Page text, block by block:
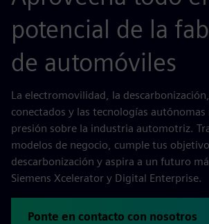
potencial de la
de automóviles
La electromovilidad, la
conectados y las tecnologías
presión sobre la industria automotriz.
modelos de negocio, cumple tus
descarbonización y aspira a un futuro
Siemens Xcelerator y Digital Enterprise.
Ponte en contacto con nosotros